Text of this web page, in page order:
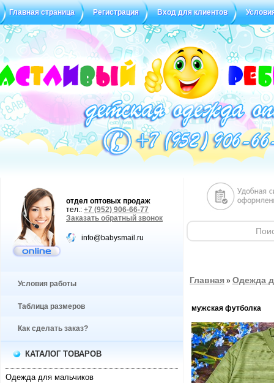
Главная страница Регистрация Вход для клиентов
Статус заказа Отзывы
отдел оптовых продаж
тел.: +7 (952) 906-66-77
Заказать обратный звонок
info@babysmail.ru
Условия работы
Таблица размеров
Как сделать заказ?
КАТАЛОГ ТОВАРОВ
Одежда для мальчиков
Главная » Одежда
мужская футболка